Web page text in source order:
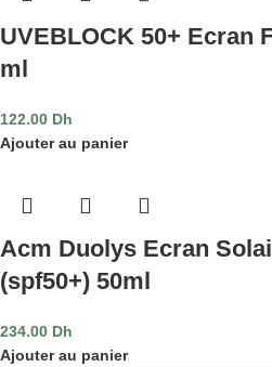
UVEBLOCK 50+ Ecran
ml
122.00 Dh
Ajouter au panier
Acm Duolys Ecran
(spf50+) 50ml
234.00 Dh
Ajouter au panier